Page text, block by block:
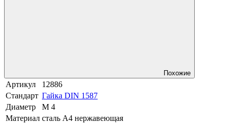
Похожие
Артикул
12886
Стандарт Гайка DIN 1587
Диаметр
М 4
Материал сталь A4 нержавеющая